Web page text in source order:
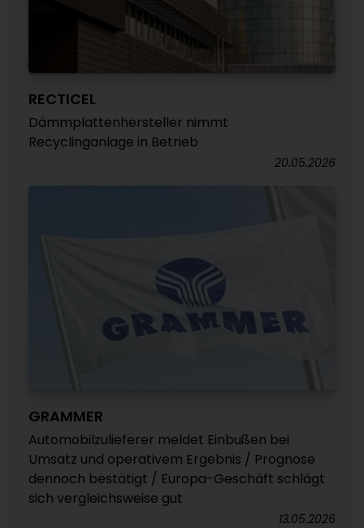
RECTICEL
Dämmplattenhersteller nimmt
Recyclinganlage in Betrieb
20.05.2026
GRAMMER
Automobilzulieferer meldet Einbußen bei
Umsatz und operativem Ergebnis / Prognose
dennoch bestätigt / Europa-Geschäft schlägt
sich vergleichsweise gut
13.05.2026